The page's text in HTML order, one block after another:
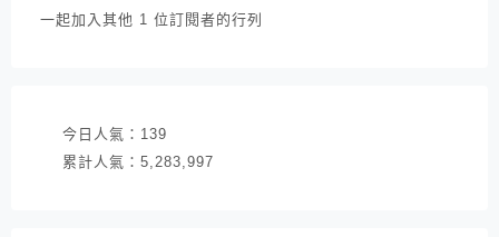
件
一起加入其他 1 位訂閱者的行列
今日人氣： 139
累計人氣： 5,283,997